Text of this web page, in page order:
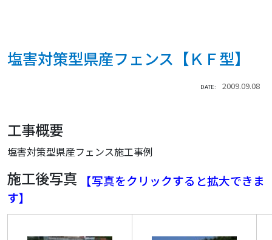
塩害対策型県産フェンス【ＫＦ型】
DATE: 2009.09.08
工事概要
塩害対策型県産フェンス施工事例
施工後写真
【写真をクリックすると拡大できま
す】